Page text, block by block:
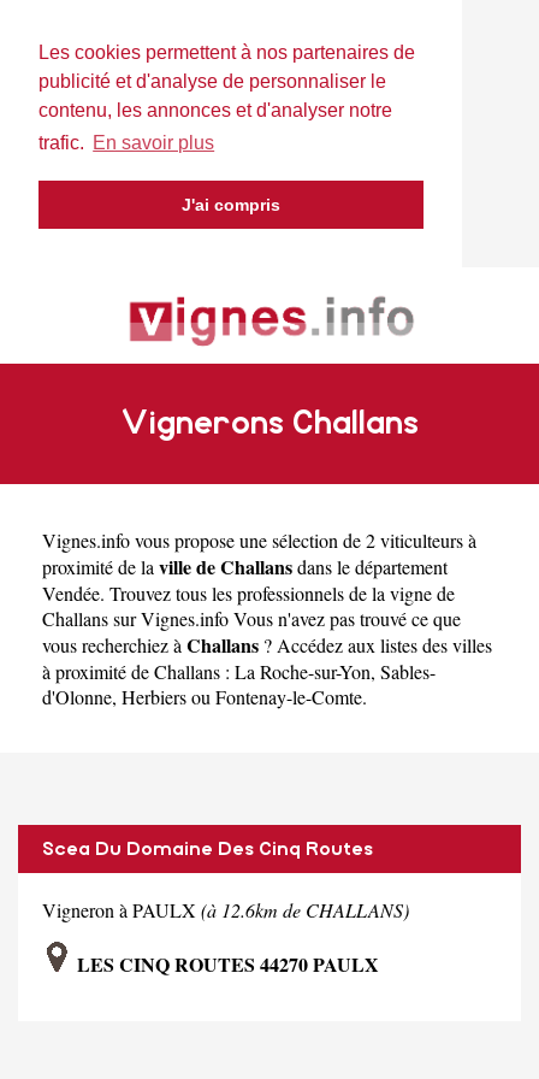
Les cookies permettent à nos partenaires de
publicité et d'analyse de personnaliser le
contenu, les annonces et d'analyser notre
trafic. En savoir plus
J'ai compris
Vignerons Challans
Vignes.infovous propose une sélection de 2 viticulteurs à
proximité de la ville de Challansdans le département
Vendée. Trouvez tous les professionnels de la vigne de
Challans sur Vignes.info Vous n'avez pas trouvé ce que
vous recherchiez à Challans ? Accédez aux listes des villes
à proximité de Challans : La Roche-sur-Yon, Sables-
d'Olonne, Herbiersou Fontenay-le-Comte.
Scea Du Domaine Des Cinq Routes
Vigneron à PAULX (à 12.6km de CHALLANS)
LES CINQ ROUTES 44270 PAULX